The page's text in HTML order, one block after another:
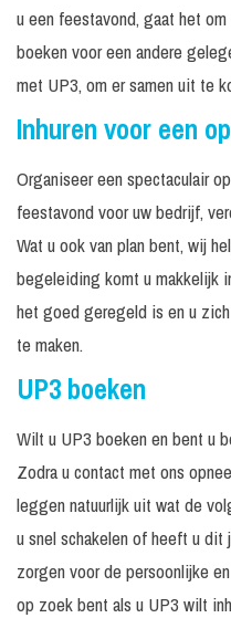
u een feestavond, gaat het
boeken voor een andere
met UP3, om er samen uit te
Inhuren voor een
Organiseer een spectaculair
feestavond voor uw bedrijf,
Wat u ook van plan bent, wij
begeleiding komt u makkelijk
het goed geregeld is en u
te maken.
UP3 boeken
Wilt u UP3 boeken en bent u
Zodra u contact met ons
leggen natuurlijk uit wat de
u snel schakelen of heeft u
zorgen voor de persoonlijke
op zoek bent als u UP3 wilt